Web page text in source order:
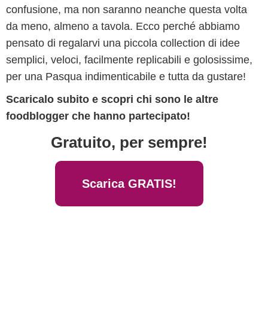
confusione, ma non saranno neanche questa volta
da meno, almeno a tavola. Ecco perché abbiamo
pensato di regalarvi una piccola collection di idee
semplici, veloci, facilmente replicabili e golosissime,
per una Pasqua indimenticabile e tutta da gustare!
Scaricalo subito e scopri chi sono le altre
foodblogger che hanno partecipato!
Gratuito, per sempre!
Scarica GRATIS!